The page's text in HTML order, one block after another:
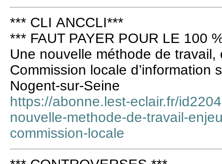
*** CLI ANCCLI***
*** FAUT PAYER POUR LE 100
Une nouvelle méthode de travail,
Commission locale d’information
Nogent-sur-Seine
https://abonne.lest-eclair.fr/
nouvelle-methode-de-travail-
commission-locale